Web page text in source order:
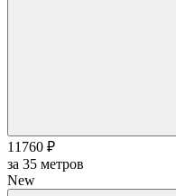
11760 ₽
за 35 метров
New